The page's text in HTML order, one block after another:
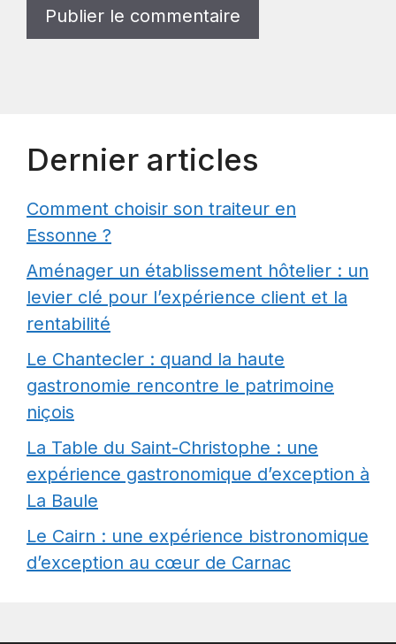
Dernier articles
Comment choisir son traiteur en
Essonne ?
Aménager un établissement hôtelier : un
levier clé pour l’expérience client et la
rentabilité
Le Chantecler : quand la haute
gastronomie rencontre le patrimoine
niçois
La Table du Saint-Christophe : une
expérience gastronomique d’exception à
La Baule
Le Cairn : une expérience bistronomique
d’exception au cœur de Carnac